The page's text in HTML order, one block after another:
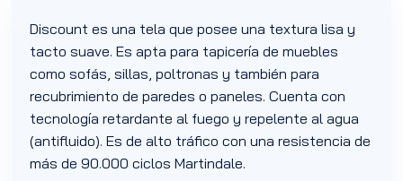
Discount es una tela que posee una textura lisa y
tacto suave. Es apta para tapicería de muebles
como sofás, sillas, poltronas y también para
recubrimiento de paredes o paneles. Cuenta con
tecnología retardante al fuego y repelente al agua
(antifluido). Es de alto tráfico con una resistencia de
más de 90.000 ciclos Martindale.